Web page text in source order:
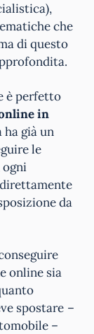
che
di questo
è perfetto
in
ha già un
le
ogni
da
online sia
spostare –
–